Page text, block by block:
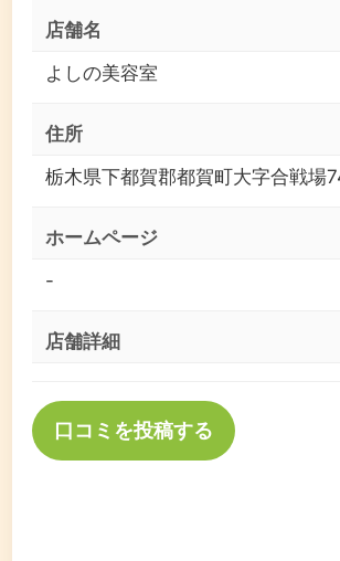
店舗名
よしの美容室
住所
栃木県下都賀郡都賀町大字合戦場
ホームページ
-
店舗詳細
口コミを投稿する